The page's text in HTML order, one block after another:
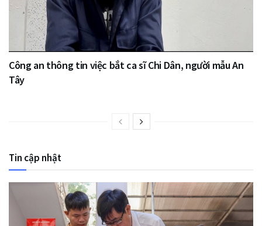
Công an thông tin việc bắt ca sĩ Chi Dân, người mẫu An
Tây
Tin cập nhật